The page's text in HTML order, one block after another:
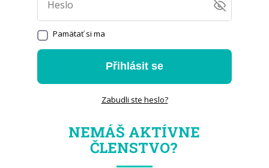
Pamätať si ma
Přihlásit se
Zabudli ste heslo?
NEMÁŠ AKTÍVNE
ČLENSTVO?